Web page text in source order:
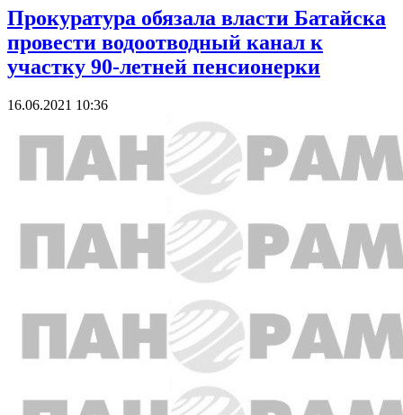
Прокуратура обязала власти Батайска
провести водоотводный канал к
участку 90-летней пенсионерки
16.06.2021 10:36